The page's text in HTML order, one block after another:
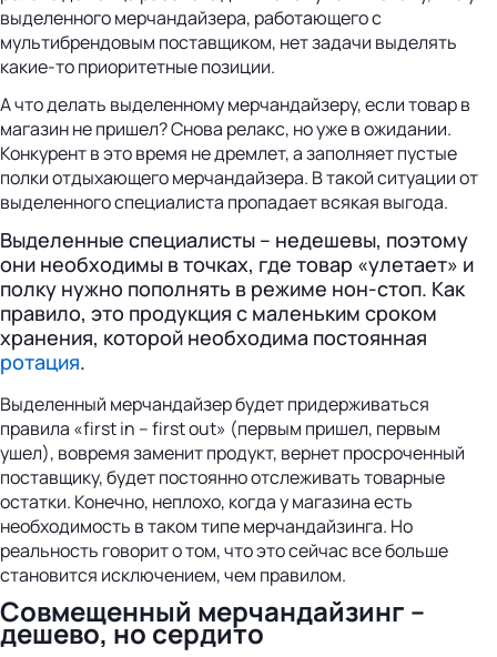
выделенного мерчандайзера, работающего с
мультибрендовым поставщиком, нет задачи выделять
какие-то приоритетные позиции.
А что делать выделенному мерчандайзеру, если товар в
магазин не пришел? Снова релакс, но уже в ожидании.
Конкурент в это время не дремлет, а заполняет пустые
полки отдыхающего мерчандайзера. В такой ситуации от
выделенного специалиста пропадает всякая выгода.
Выделенные специалисты – недешевы, поэтому
они необходимы в точках, где товар «улетает» и
полку нужно пополнять в режиме нон-стоп. Как
правило, это продукция с маленьким сроком
хранения, которой необходима постоянная
ротация.
Выделенный мерчандайзер будет придерживаться
правила «first in – first out» (первым пришел, первым
ушел), вовремя заменит продукт, вернет просроченный
поставщику, будет постоянно отслеживать товарные
остатки. Конечно, неплохо, когда у магазина есть
необходимость в таком типе мерчандайзинга. Но
реальность говорит о том, что это сейчас все больше
становится исключением, чем правилом.
Совмещенный мерчандайзинг –
дешево, но сердито